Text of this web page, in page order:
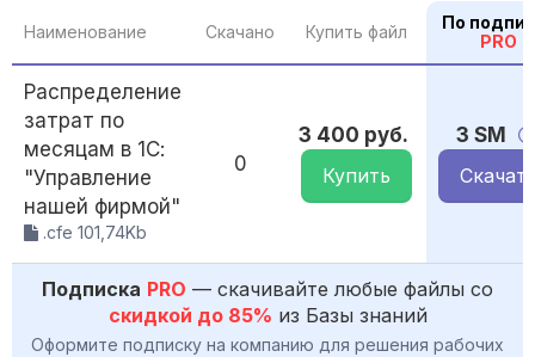
Наименование Скачано Купить файл
По
PRO
Распределение
затрат по
месяцам в 1С:
"Управление
нашей фирмой"
.cfe 101,74Kb
0
3 400 руб.
Купить
3 SM
Подписка PRO — скачивайте любые файлы со
скидкой до 85% из Базы знаний
Оформите подписку на компанию для решения рабочих